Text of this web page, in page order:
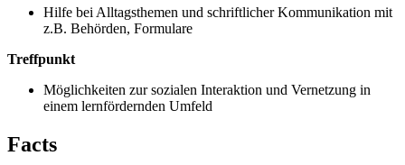
Hilfe bei Alltagsthemen und schriftlicher Kommunikation mit
z.B. Behörden, Formulare
Treffpunkt
Möglichkeiten zur sozialen Interaktion und Vernetzung in
einem lernfördernden Umfeld
Facts